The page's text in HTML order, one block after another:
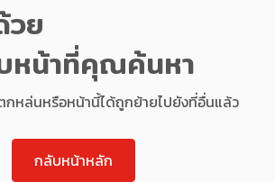
วย
หน้าที่คุณค้นหา
หล่นหรือหน้านี้ได้ถูกย้ายไปยังที่อื่นแล้ว
กลับหน้าหลัก